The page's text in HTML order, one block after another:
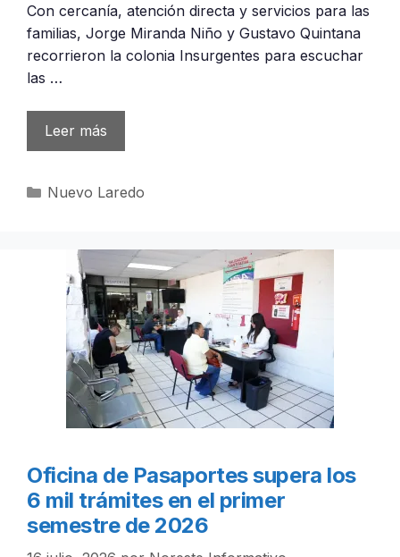
Con cercanía, atención directa y servicios para las
familias, Jorge Miranda Niño y Gustavo Quintana
recorrieron la colonia Insurgentes para escuchar
las …
Leer más
Categorías
Nuevo Laredo
Oficina de Pasaportes supera los
6 mil trámites en el primer
semestre de 2026